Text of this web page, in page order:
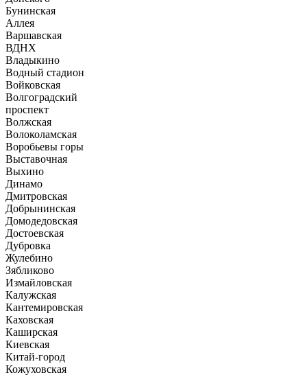
Бунинская
Аллея
Варшавская
ВДНХ
Владыкино
Водный стадион
Войковская
Волгоградский
проспект
Волжская
Волоколамская
Воробьевы горы
Выставочная
Выхино
Динамо
Дмитровская
Добрынинская
Домодедовская
Достоевская
Дубровка
Жулебино
Зябликово
Измайловская
Калужская
Кантемировская
Каховская
Каширская
Киевская
Китай-город
Кожуховская